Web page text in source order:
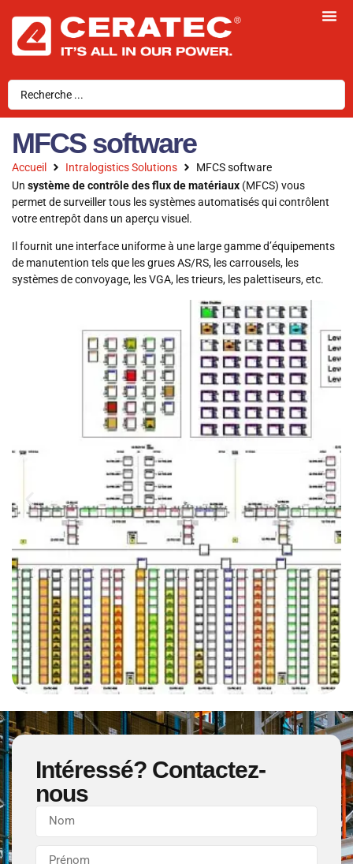
MFCS software
Accueil Intralogistics Solutions
MFCS software
Un système de contrôle des flux de matériaux (MFCS) vous
permet de surveiller tous les systèmes automatisés qui contrôlent
votre entrepôt dans un aperçu visuel.
Il fournit une interface uniforme à une large gamme d’équipements
de manutention tels que les grues AS/RS, les carrousels, les
systèmes de convoyage, les VGA, les trieurs, les palettiseurs, etc.
Intéressé? Contactez-
nous